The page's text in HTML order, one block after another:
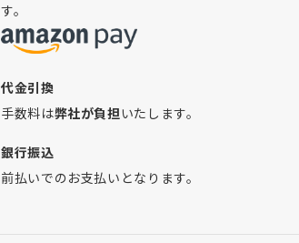
す。
代金引換
手数料は弊社が負担いたします。
銀行振込
前払いでのお支払いとなります。